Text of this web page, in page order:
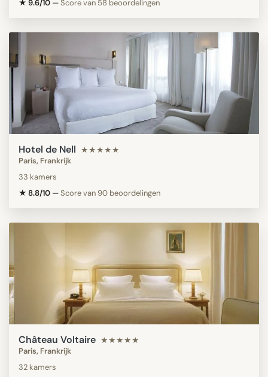
★ 9.6/10 —Score van 58 beoordelingen
Hotel de Nell ★★★★★
Paris, Frankrijk
33 kamers
★ 8.8/10 —Score van 90 beoordelingen
Château Voltaire ★★★★★
Paris, Frankrijk
32 kamers